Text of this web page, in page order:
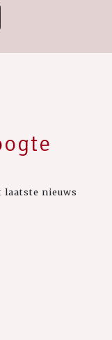
laatste nieuws